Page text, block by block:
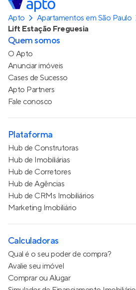
Apto Apartamentos em São Paulo
Lift Estação Freguesia
Quem somos
O Apto
Anunciar imóveis
Cases de Sucesso
Apto Partners
Fale conosco
Plataforma
Hub de Construtoras
Hub de Imobiliárias
Hub de Corretores
Hub de Agências
Hub de CRMs Imobiliários
Marketing Imobiliário
Calculadoras
Qual é o seu poder de compra?
Avalie seu imóvel
Comprar ou Alugar